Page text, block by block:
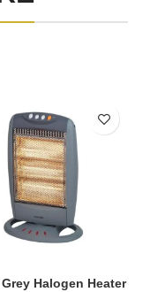
Grey Halogen Heater